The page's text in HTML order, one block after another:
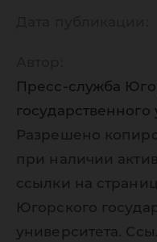
Пресс-служба
государственного
Разрешено
при наличии
ссылки на
Югорского
университета.